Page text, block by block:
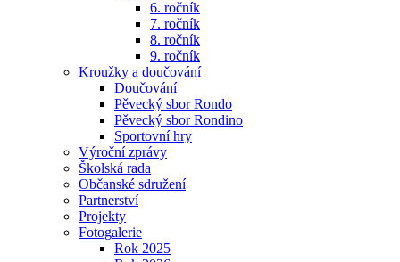
6. ročník
7. ročník
8. ročník
9. ročník
Kroužky a doučování
Doučování
Pěvecký sbor Rondo
Pěvecký sbor Rondino
Sportovní hry
Výroční zprávy
Školská rada
Občanské sdružení
Partnerství
Projekty
Fotogalerie
Rok 2025